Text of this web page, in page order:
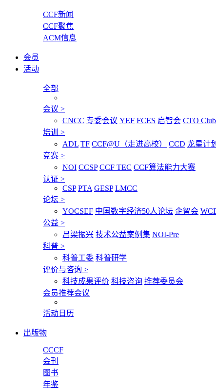
CCF新闻
CCF聚焦
ACM信息
会员
活动
全部
会议 >
CNCC 专委会议 YEF FCES 启智会 CTO Club
培训 >
ADL TF CCF@U（走进高校） CCD 龙星计划
竞赛 >
NOI CCSP CCF TEC CCF算法能力大赛
认证 >
CSP PTA GESP LMCC
论坛 >
YOCSEF 中国数字经济50人论坛 企智会
公益 >
吕梁振兴 技术公益案例集 NOI-Pre
科普 >
科普工委 科普研学
评价与咨询 >
科技成果评价 科技咨询 推荐委员会
会员推荐会议
活动日历
出版物
CCCF
会刊
图书
年鉴